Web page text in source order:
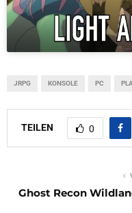
JRPG KONSOLE PC
TEILEN 0
Ghost Recon